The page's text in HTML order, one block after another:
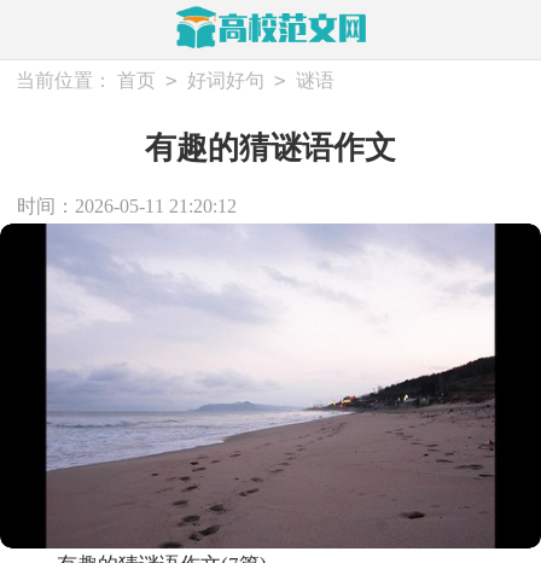
当前位置： 首页 > 好词好句 > 谜语
有趣的猜谜语作文
时间：2026-05-11 21:20:12